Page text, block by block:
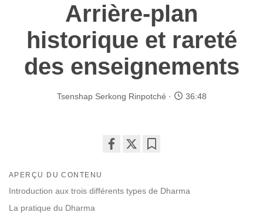
Arrière-plan
historique et rareté
des enseignements
Tsenshap Serkong Rinpotché 36:48
facebook
APERÇU DU CONTENU
Introduction aux trois différents types de Dharma
La pratique du Dharma